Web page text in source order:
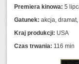
Premiera kinowa: 5
Gatunek: akcja,
Kraj produkcji: USA
Czas trwania: 116 min